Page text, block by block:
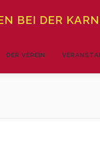
BEI DER
DER VEREIN